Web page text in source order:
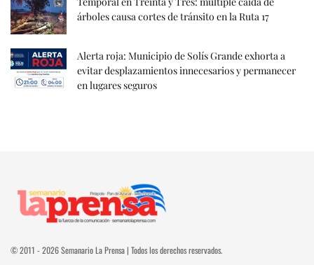
árboles causa cortes de tránsito en la Ruta 17
Alerta roja: Municipio de Solís Grande exhorta a
evitar desplazamientos innecesarios y permanecer
en lugares seguros
© 2011 - 2026 Semanario La Prensa | Todos los derechos reservados.